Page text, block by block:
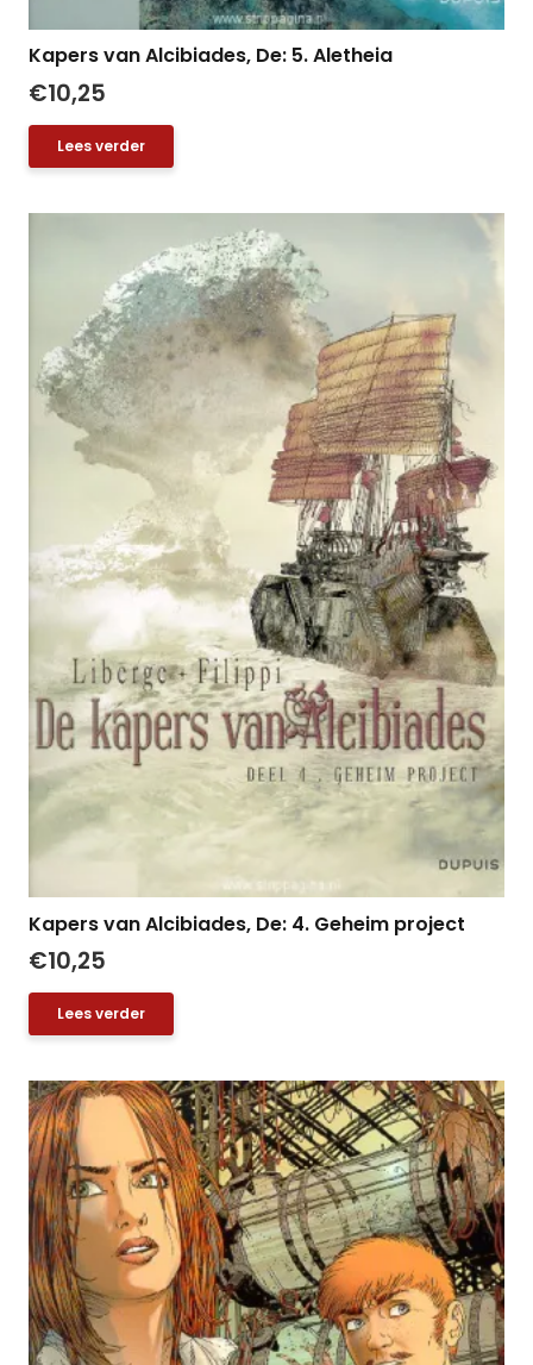
Kapers van Alcibiades, De: 5. Aletheia
€10,25
Lees verder
Kapers van Alcibiades, De: 4. Geheim project
€10,25
Lees verder